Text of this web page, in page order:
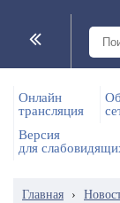
Онлайн
трансляция
Версия
для
Главная ›